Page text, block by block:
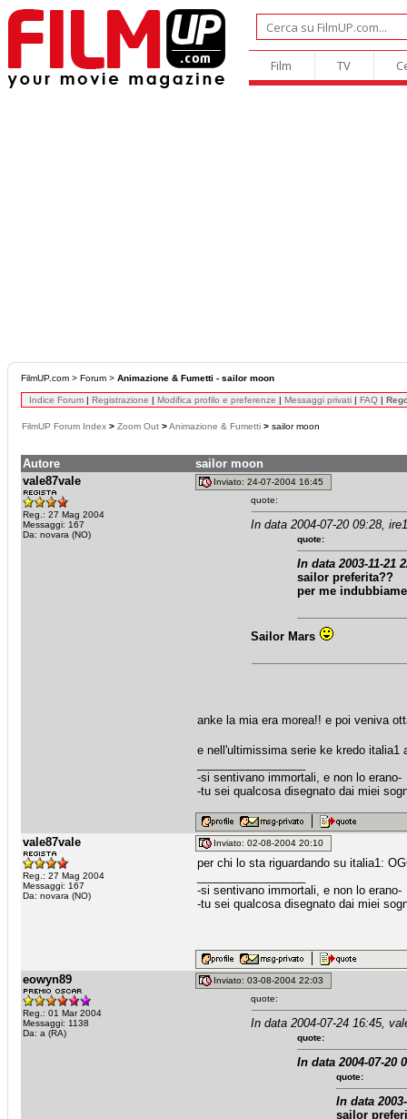
Film TV
FilmUP.com > Forum > Animazione & Fumetti - sailor moon
Indice Forum | Registrazione | Modifica profilo e preferenze | Messaggi privati | FAQ |
FilmUP Forum Index > Zoom Out >Animazione & Fumetti > sailor moon
Autore
sailor moon
vale87vale
Reg.: 27 Mag 2004
Messaggi: 167
Da: novara (NO)
Inviato: 24-07-2004 16:45
quote:
In data 2004-07-20 09:28,
quote:
In data 2003-11-21
sailor preferita??
per me
Sailor Mars
anke la mia era morea!! e poi veniva
e nell'ultimissima serie ke kredo
-si sentivano immortali, e non lo erano-
-tu sei qualcosa disegnato dai miei
vale87vale
Reg.: 27 Mag 2004
Messaggi: 167
Da: novara (NO)
Inviato: 02-08-2004 20:10
per chi lo sta riguardando su italia1:
-si sentivano immortali, e non lo erano-
-tu sei qualcosa disegnato dai miei
eowyn89
Reg.: 01 Mar 2004
Messaggi: 1138
Da: a (RA)
Inviato: 03-08-2004 22:03
quote:
In data 2004-07-24 16:45,
quote:
In data 2004-07-20
quote:
In data
sailor